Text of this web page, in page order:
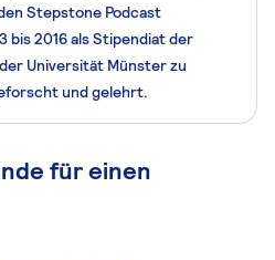
Stepstone Podcast
bis 2016 als Stipendiat der
Universität Münster zu
und gelehrt.
für einen